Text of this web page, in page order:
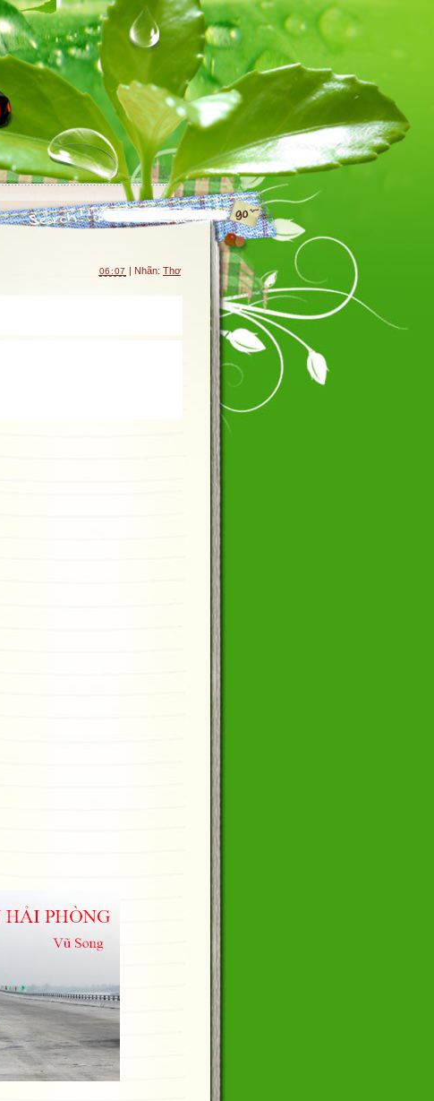
06:07 | Nhãn: Thơ